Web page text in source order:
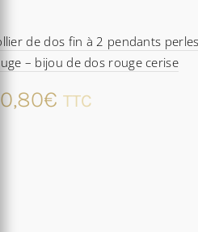
de dos fin à 2 pendants
– bijou de dos rouge cerise
€ TTC